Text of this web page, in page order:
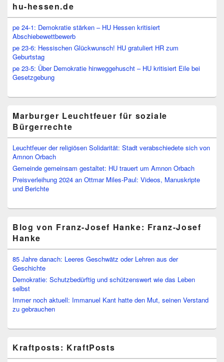
hu-hessen.de
pe 24-1: Demokratie stärken – HU Hessen kritisiert
Abschiebewettbewerb
pe 23-6: Hessischen Glückwunsch! HU gratuliert HR zum
Geburtstag
pe 23-5: Über Demokratie hinweggehuscht – HU kritisiert Eile bei
Gesetzgebung
Marburger Leuchtfeuer für soziale
Bürgerrechte
Leuchtfeuer der religiösen Solidarität: Stadt verabschiedete sich von
Amnon Orbach
Gemeinde gemeinsam gestaltet: HU trauert um Amnon Orbach
Preisverleihung 2024 an Ottmar Miles-Paul: Videos, Manuskripte
und Berichte
Blog von Franz-Josef Hanke: Franz-Josef
Hanke
85 Jahre danach: Leeres Geschwätz oder Lehren aus der
Geschichte
Demokratie: Schutzbedürftig und schützenswert wie das Leben
selbst
Immer noch aktuell: Immanuel Kant hatte den Mut, seinen Verstand
zu gebrauchen
Kraftposts: KraftPosts